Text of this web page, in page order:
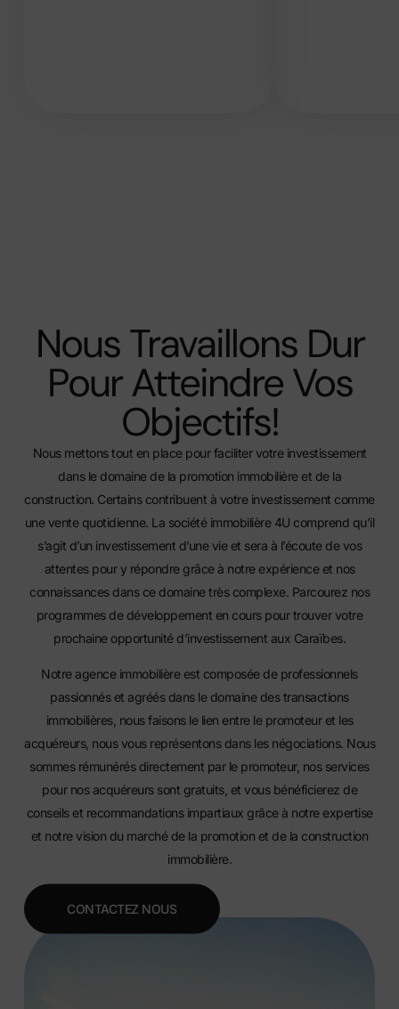
Nous Travaillons Dur
Pour Atteindre Vos
Objectifs!
Nous mettons tout en place pour faciliter votre investissement
dans le domaine de la promotion immobilière et de la
construction. Certains contribuent à votre investissement comme
une vente quotidienne. La société immobilière 4U comprend qu’il
s’agit d’un investissement d’une vie et sera à l’écoute de vos
attentes pour y répondre grâce à notre expérience et nos
connaissances dans ce domaine très complexe. Parcourez nos
programmes de développement en courspour trouver votre
prochaine opportunité d’investissement aux Caraïbes.
Notre agence immobilière est composée de professionnels
passionnés et agréés dans le domaine des transactions
immobilières, nous faisons le lien entre le promoteur et les
acquéreurs, nous vous représentons dans les négociations. Nous
sommes rémunérés directement par le promoteur, nos services
pour nos acquéreurs sont gratuits, et vous bénéficierez de
conseils et recommandations impartiaux grâce à notre expertise
et notre vision du marché de la promotion et de la construction
immobilière.
CONTACTEZ NOUS